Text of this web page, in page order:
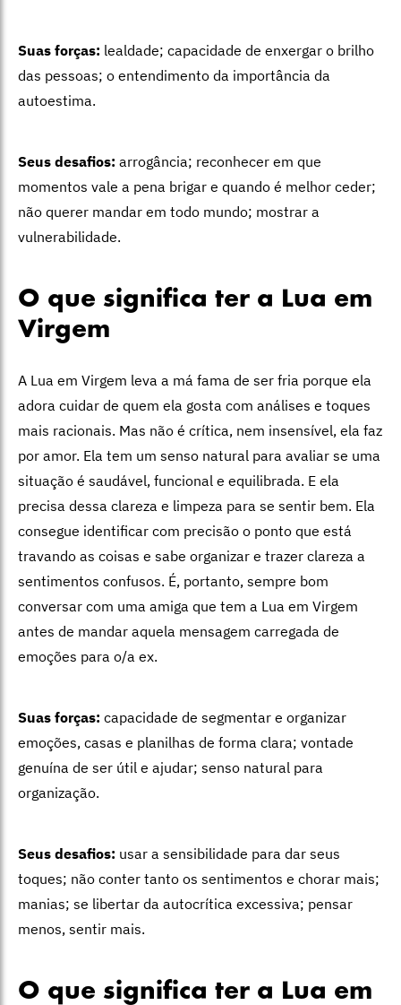
Suas forças: lealdade; capacidade de enxergar o brilho
das pessoas; o entendimento da importância da
autoestima.
Seus desafios: arrogância; reconhecer em que
momentos vale a pena brigar e quando é melhor ceder;
não querer mandar em todo mundo; mostrar a
vulnerabilidade.
O que significa ter a Lua em
Virgem
A Lua em Virgem leva a má fama de ser fria porque ela
adora cuidar de quem ela gosta com análises e toques
mais racionais. Mas não é crítica, nem insensível, ela faz
por amor. Ela tem um senso natural para avaliar se uma
situação é saudável, funcional e equilibrada. E ela
precisa dessa clareza e limpeza para se sentir bem. Ela
consegue identificar com precisão o ponto que está
travando as coisas e sabe organizar e trazer clareza a
sentimentos confusos. É, portanto, sempre bom
conversar com uma amiga que tem a Lua em Virgem
antes de mandar aquela mensagem carregada de
emoções para o/a ex.
Suas forças: capacidade de segmentar e organizar
emoções, casas e planilhas de forma clara; vontade
genuína de ser útil e ajudar; senso natural para
organização.
Seus desafios: usar a sensibilidade para dar seus
toques; não conter tanto os sentimentos e chorar mais;
manias; se libertar da autocrítica excessiva; pensar
menos, sentir mais.
O que significa ter a Lua em